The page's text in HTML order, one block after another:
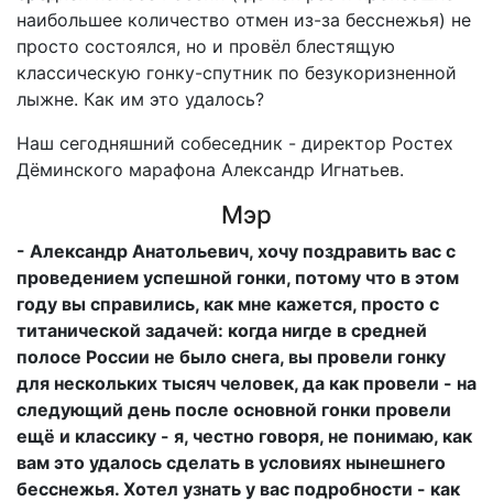
наибольшее количество отмен из-за бесснежья) не
просто состоялся, но и провёл блестящую
классическую гонку-спутник по безукоризненной
лыжне. Как им это удалось?
Наш сегодняшний собеседник - директор Ростех
Дёминского марафона Александр Игнатьев.
Мэр
- Александр Анатольевич, хочу поздравить вас с
проведением успешной гонки, потому что в этом
году вы справились, как мне кажется, просто с
титанической задачей: когда нигде в средней
полосе России не было снега, вы провели гонку
для нескольких тысяч человек, да как провели - на
следующий день после основной гонки провели
ещё и классику - я, честно говоря, не понимаю, как
вам это удалось сделать в условиях нынешнего
бесснежья. Хотел узнать у вас подробности - как